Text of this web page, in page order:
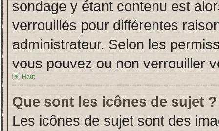
sondage y étant contenu est
verrouillés pour différentes
administrateur. Selon les
vous pouvez ou non verrouiller
Haut
Que sont les icônes de sujet ?
Les icônes de sujet sont des